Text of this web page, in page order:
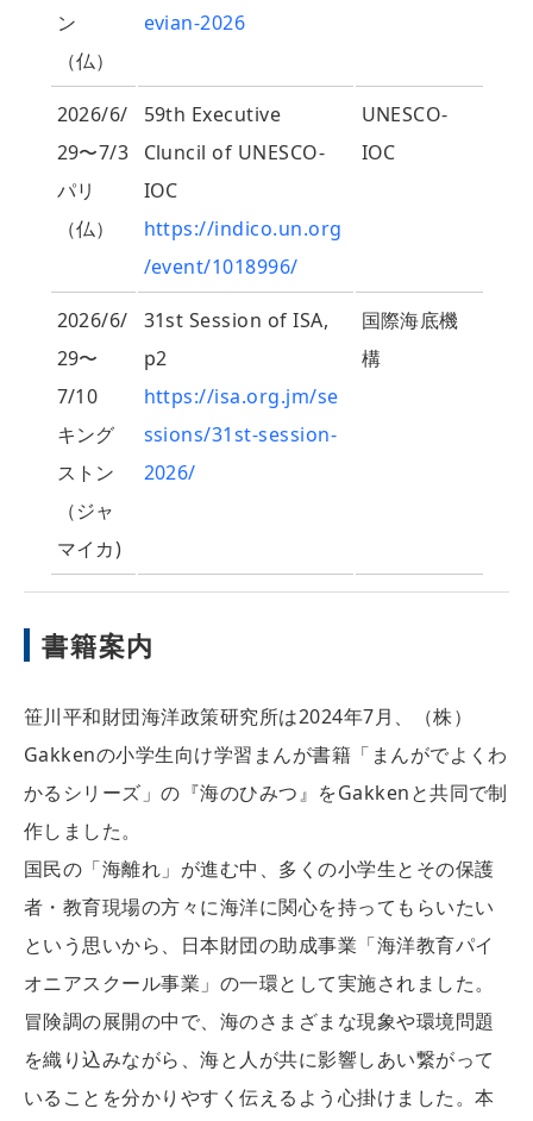
ン
（仏）
evian-2026
2026/6/
29〜7/3
パリ
（仏）
59th Executive
Cluncil of UNESCO-
IOC
https://indico.un.org
/event/1018996/
UNESCO-
IOC
2026/6/
29〜
7/10
キング
ストン
（ジャ
マイカ)
31st Session of ISA,
p2
https://isa.org.jm/se
ssions/31st-session-
2026/
国際海底機
構
書籍案内
笹川平和財団海洋政策研究所は2024年7月、（株）
Gakkenの小学生向け学習まんが書籍「まんがでよくわ
かるシリーズ」の『海のひみつ』をGakkenと共同で制
作しました。
国民の「海離れ」が進む中、多くの小学生とその保護
者・教育現場の方々に海洋に関心を持ってもらいたい
という思いから、日本財団の助成事業「海洋教育パイ
オニアスクール事業」の一環として実施されました。
冒険調の展開の中で、海のさまざまな現象や環境問題
を織り込みながら、海と人が共に影響しあい繋がって
いることを分かりやすく伝えるよう心掛けました。本